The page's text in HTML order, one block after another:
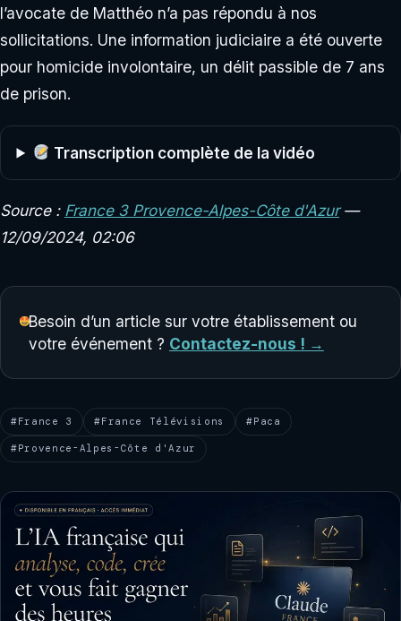
l’avocate de Matthéo n’a pas répondu à nos
sollicitations. Une information judiciaire a été ouverte
pour homicide involontaire, un délit passible de 7 ans
de prison.
Transcription complète de la vidéo
Source : France 3 Provence-Alpes-Côte d'Azur—
12/09/2024, 02:06
Besoin d’un article sur votre établissement ou
votre événement ? Contactez-nous ! →
#France 3 #France Télévisions #Paca
#Provence-Alpes-Côte d'Azur